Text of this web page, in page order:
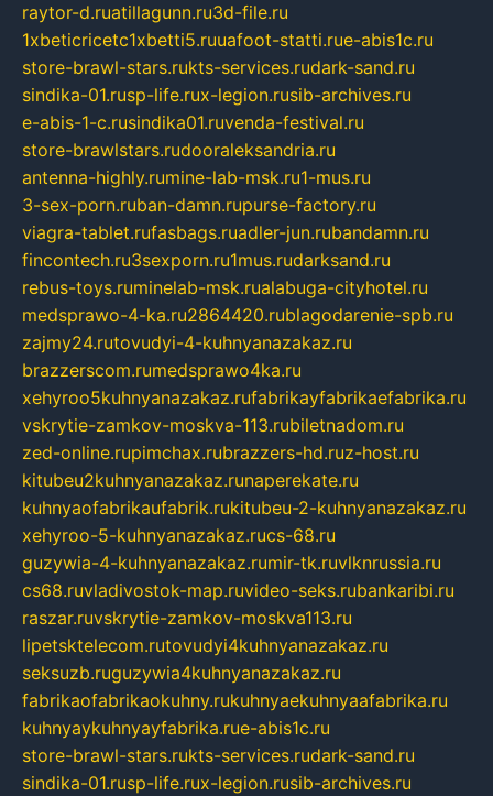
raytor-d.ruatillagunn.ru3d-file.ru
1xbeticricetc1xbetti5.ruuafoot-statti.rue-abis1c.ru
store-brawl-stars.rukts-services.rudark-sand.ru
sindika-01.rusp-life.rux-legion.rusib-archives.ru
e-abis-1-c.rusindika01.ruvenda-festival.ru
store-brawlstars.rudooraleksandria.ru
antenna-highly.rumine-lab-msk.ru1-mus.ru
3-sex-porn.ruban-damn.rupurse-factory.ru
viagra-tablet.rufasbags.ruadler-jun.rubandamn.ru
fincontech.ru3sexporn.ru1mus.rudarksand.ru
rebus-toys.ruminelab-msk.rualabuga-cityhotel.ru
medsprawo-4-ka.ru2864420.rublagodarenie-spb.ru
zajmy24.rutovudyi-4-kuhnyanazakaz.ru
brazzerscom.rumedsprawo4ka.ru
xehyroo5kuhnyanazakaz.rufabrikayfabrikaefabrika.ru
vskrytie-zamkov-moskva-113.rubiletnadom.ru
zed-online.rupimchax.rubrazzers-hd.ruz-host.ru
kitubeu2kuhnyanazakaz.runaperekate.ru
kuhnyaofabrikaufabrik.rukitubeu-2-kuhnyanazakaz.ru
xehyroo-5-kuhnyanazakaz.rucs-68.ru
guzywia-4-kuhnyanazakaz.rumir-tk.ruvlknrussia.ru
cs68.ruvladivostok-map.ruvideo-seks.rubankaribi.ru
raszar.ruvskrytie-zamkov-moskva113.ru
lipetsktelecom.rutovudyi4kuhnyanazakaz.ru
seksuzb.ruguzywia4kuhnyanazakaz.ru
fabrikaofabrikaokuhny.rukuhnyaekuhnyaafabrika.ru
kuhnyaykuhnyayfabrika.rue-abis1c.ru
store-brawl-stars.rukts-services.rudark-sand.ru
sindika-01.rusp-life.rux-legion.rusib-archives.ru